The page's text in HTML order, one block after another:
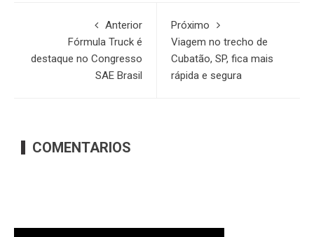
Anterior
Fórmula Truck é
destaque no Congresso
SAE Brasil
Próximo
Viagem no trecho de
Cubatão, SP, fica mais
rápida e segura
COMENTARIOS